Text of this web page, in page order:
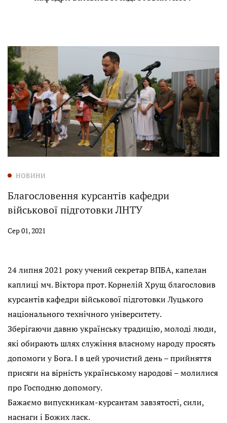
НОВИНИ
Благословення курсантів кафедри
військової підготовки ЛНТУ
Сер 01, 2021
24 липня 2021 року учений секретар ВПБА, капелан
каплиці мч. Віктора прот. Корнелій Хрущ благословив
курсантів кафедри військової підготовки Луцького
національного технічного університету.
Зберігаючи давню українську традицію, молоді люди,
які обирають шлях служіння власному народу просять
допомоги у Бога. І в цей урочистий день – прийняття
присяги на вірність українському народові – молилися
про Господню допомогу.
Бажаємо випускникам-курсантам завзятості, сили,
наснаги і Божих ласк.